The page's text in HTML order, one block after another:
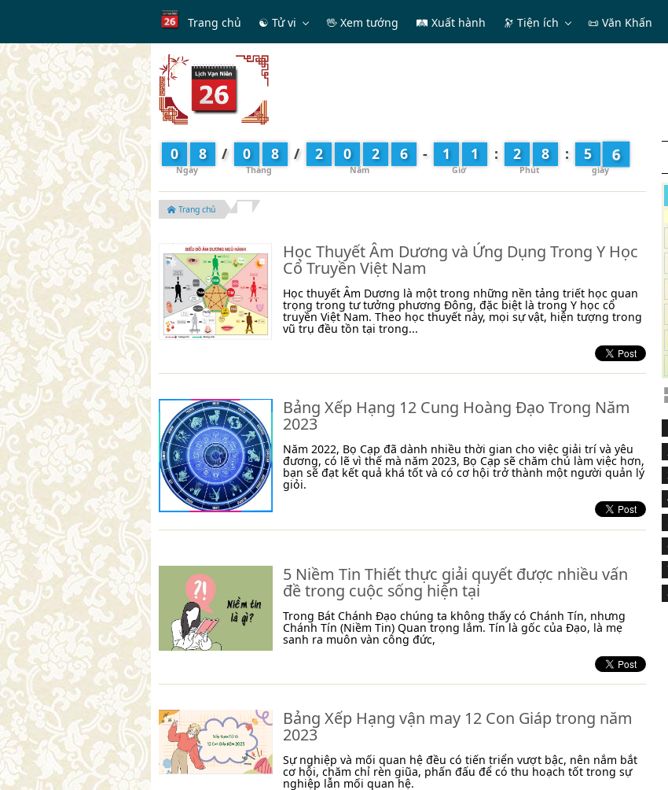
Trang chủ ☯ Tử vi 🖖 Xem tướng 🛤 Xuất hành 🔭 Tiện ích 📜 Văn Khấn
0 8 / 0 8 / 2 0 2 6 - 1 1 : 2 8 : 5 8
Trang chủ
Học Thuyết Âm Dương và Ứng Dụng Trong Y Học
Cổ Truyền Việt Nam
Học thuyết Âm Dương là một trong những nền tảng triết học quan
trọng trong tư tưởng phương Đông, đặc biệt là trong Y học cổ
truyền Việt Nam. Theo học thuyết này, mọi sự vật, hiện tượng trong
vũ trụ đều tồn tại trong...
Bảng Xếp Hạng 12 Cung Hoàng Đạo Trong Năm
2023
Năm 2022, Bọ Cạp đã dành nhiều thời gian cho việc giải trí và yêu
đương, có lẽ vì thế mà năm 2023, Bọ Cạp sẽ chăm chú làm việc hơn,
bạn sẽ đạt kết quả khá tốt và có cơ hội trở thành một người quản lý
giỏi.
5 Niềm Tin Thiết thực giải quyết được nhiều vấn
đề trong cuộc sống hiện tại
Trong Bát Chánh Đạo chúng ta không thấy có Chánh Tín, nhưng
Chánh Tín (Niềm Tin) Quan trọng lắm. Tín là gốc của Đạo, là mẹ
sanh ra muôn vàn công đức,
Bảng Xếp Hạng vận may 12 Con Giáp trong năm
2023
Sự nghiệp và mối quan hệ đều có tiến triển vượt bậc, nên nắm bắt
cơ hội, chăm chỉ rèn giũa, phấn đấu để có thu hoạch tốt trong sự
nghiệp lẫn mối quan hệ.